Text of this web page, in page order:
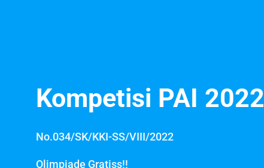
Kompetisi PAI 2022
No.034/SK/KKI-SS/VIII/2022
Olimpiade Gratiss!!